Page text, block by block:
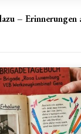
– Erinnerungen